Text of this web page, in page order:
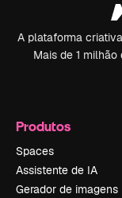
A plataforma
Mais de 1
Produtos
Spaces
Assistente de IA
Gerador de imagens